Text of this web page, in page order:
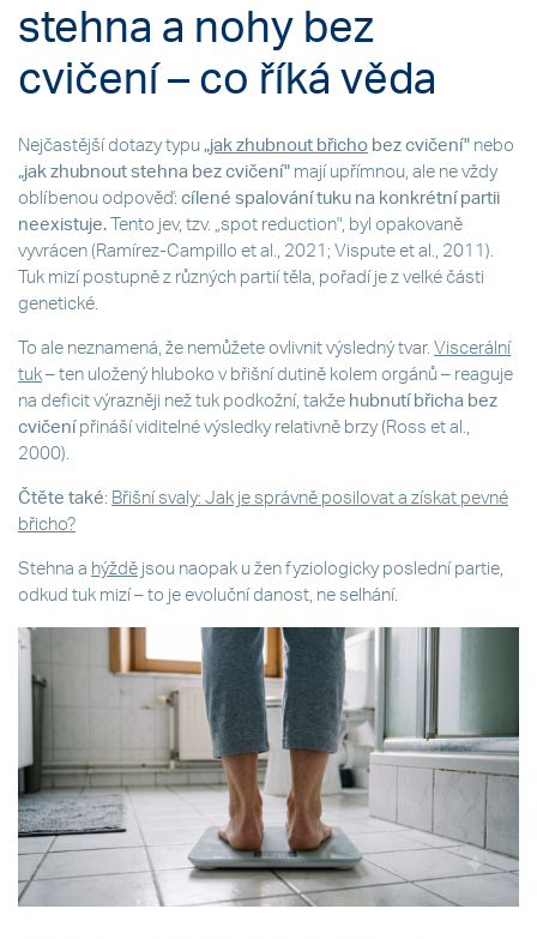
stehna a nohy bez
cvičení – co říká věda
Nejčastější dotazy typu „jak zhubnout břicho bez cvičení" nebo
„jak zhubnout stehna bez cvičení" mají upřímnou, ale ne vždy
oblíbenou odpověď: cílené spalování tuku na konkrétní partii
neexistuje. Tento jev, tzv. „spot reduction", byl opakovaně
vyvrácen (Ramírez-Campillo et al., 2021; Vispute et al., 2011).
Tuk mizí postupně z různých partií těla, pořadí je z velké části
genetické.
To ale neznamená, že nemůžete ovlivnit výsledný tvar. Viscerální
tuk – ten uložený hluboko v břišní dutině kolem orgánů – reaguje
na deficit výrazněji než tuk podkožní, takže hubnutí břicha bez
cvičenípřináší viditelné výsledky relativně brzy (Ross et al.,
2000).
Čtěte také: Břišní svaly: Jak je správně posilovat a získat pevné
břicho?
Stehna a hýždě jsou naopak u žen fyziologicky poslední partie,
odkud tuk mizí – to je evoluční danost, ne selhání.